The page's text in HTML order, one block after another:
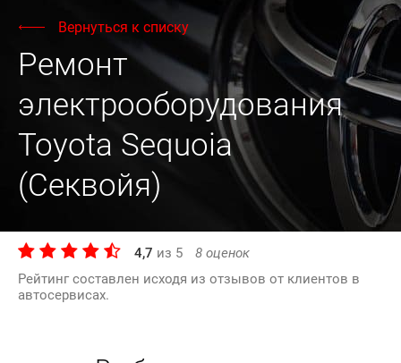
Вернуться к списку
Ремонт
электрооборудования
Toyota Sequoia
(Секвойя)
4,7 из 5 8 оценок
Рейтинг составлен исходя из отзывов от клиентов в
автосервисах.